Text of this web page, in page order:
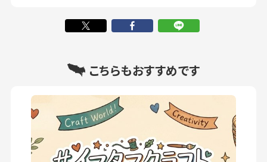
こちらもおすすめです